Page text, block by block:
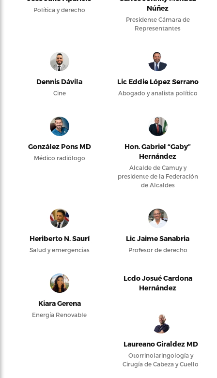
Política y derecho
Núñez
Presidente Cámara de
Representantes
Dennis Dávila
Cine
Lic Eddie López Serrano
Abogado y analista político
González Pons MD
Médico radiólogo
Hon. Gabriel “Gaby”
Hernández
Alcalde de Camuy y
presidente de la Federación
de Alcaldes
Heriberto N. Saurí
Salud y emergencias
Lic Jaime Sanabria
Profesor de derecho
Kiara Gerena
Energía Renovable
Lcdo Josué Cardona
Hernández
Laureano Giraldez MD
Otorrinolaringología y
Cirugía de Cabeza y Cuello